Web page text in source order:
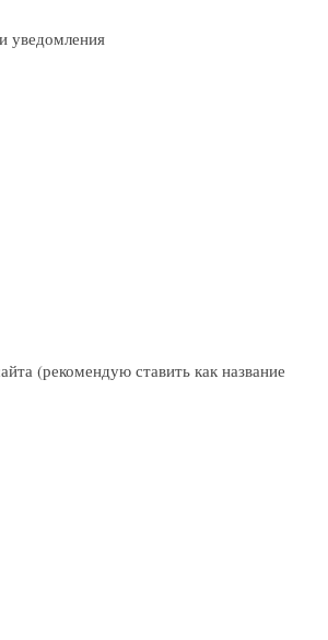
уведомления
(рекомендую ставить как название